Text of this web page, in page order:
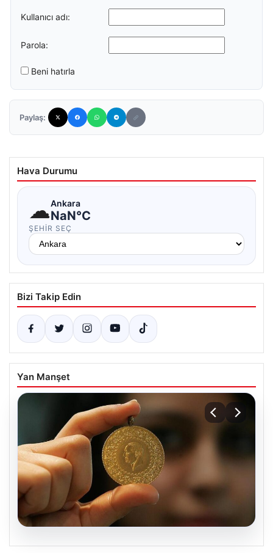
Kullanıcı adı:
Parola:
Beni hatırla
Paylaş:
Hava Durumu
☁Ankara
NaN°C
ŞEHIR SEÇ
Bizi Takip Edin
Yan Manşet
04.08.2026